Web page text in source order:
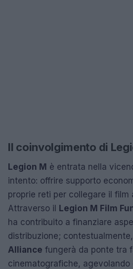
Il coinvolgimento di
Legion M è entrata nella
intento: offrire supporto
proprie reti per collegare il film
Attraverso il
Legion M Film
ha contribuito a finanziare
distribuzione;
Alliance fungerà da ponte tra
cinematografiche, agevolando